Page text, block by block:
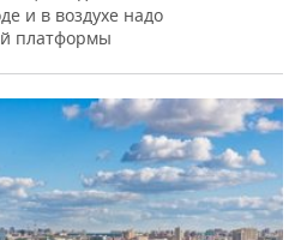
и в воздухе надо
платформы